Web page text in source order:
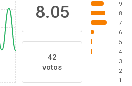
8.05
42
votos
9
8
7
6
5
4
3
2
1